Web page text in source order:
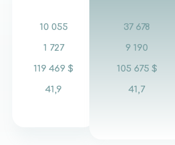
10 055
1 727
119 469 $
41,9
37 678
9 190
105 675 $
41,7